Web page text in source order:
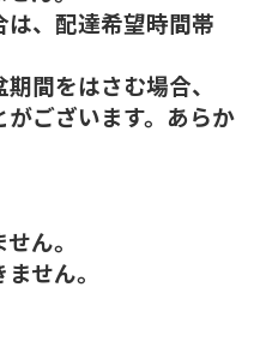
、配達希望時間帯
間をはさむ場合、
ございます。あらか
ん。
せん。